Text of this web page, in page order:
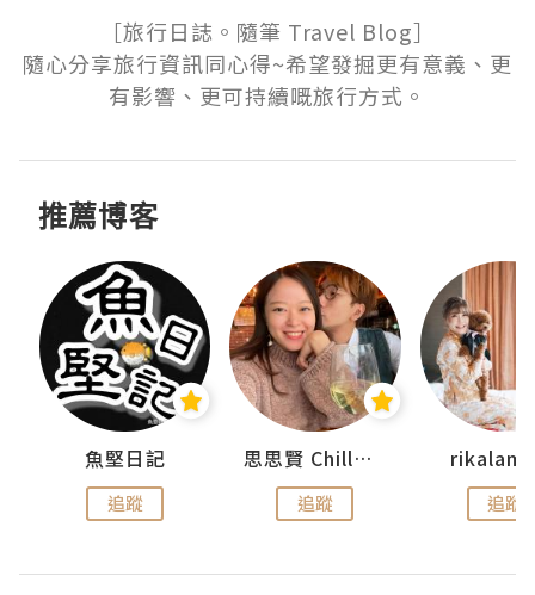
［旅行日誌。隨筆 Travel Blog］
隨心分享旅行資訊同心得~希望發掘更有意義、更
有影響、更可持續嘅旅行方式。
推薦博客
魚堅日記
追蹤
思思賢 ChillMyBabe
追蹤 追蹤